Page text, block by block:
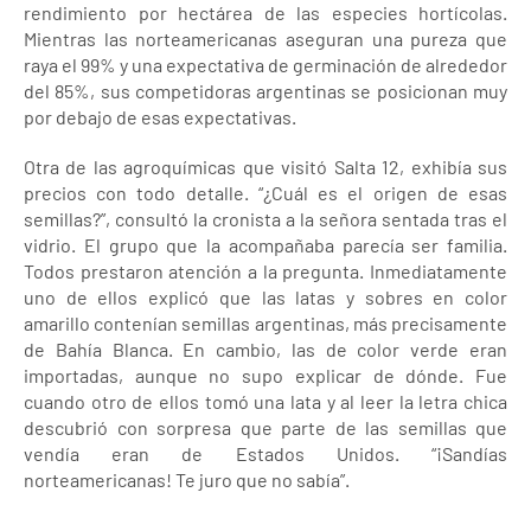
rendimiento por hectárea de las especies hortícolas.
Mientras las norteamericanas aseguran una pureza que
raya el 99% y una expectativa de germinación de alrededor
del 85%, sus competidoras argentinas se posicionan muy
por debajo de esas expectativas.
Otra de las agroquímicas que visitó Salta 12, exhibía sus
precios con todo detalle. “¿Cuál es el origen de esas
semillas?”, consultó la cronista a la señora sentada tras el
vidrio. El grupo que la acompañaba parecía ser familia.
Todos prestaron atención a la pregunta. Inmediatamente
uno de ellos explicó que las latas y sobres en color
amarillo contenían semillas argentinas, más precisamente
de Bahía Blanca. En cambio, las de color verde eran
importadas, aunque no supo explicar de dónde. Fue
cuando otro de ellos tomó una lata y al leer la letra chica
descubrió con sorpresa que parte de las semillas que
vendía eran de Estados Unidos. “¡Sandías
norteamericanas! Te juro que no sabía”.